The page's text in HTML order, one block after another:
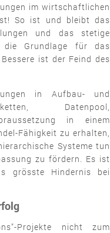
im wirtschaftlichen
So ist und bleibt das
und das stetige
die Grundlage für das
ist der Feind des
in Aufbau- und
Datenpool,
in einem
Fähigkeit zu erhalten,
Systeme tun
zu fördern. Es ist
grösste Hindernis bei
Projekte nicht zum